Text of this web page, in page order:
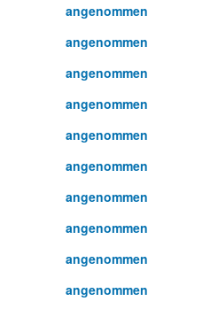
angenommen
angenommen
angenommen
angenommen
angenommen
angenommen
angenommen
angenommen
angenommen
angenommen